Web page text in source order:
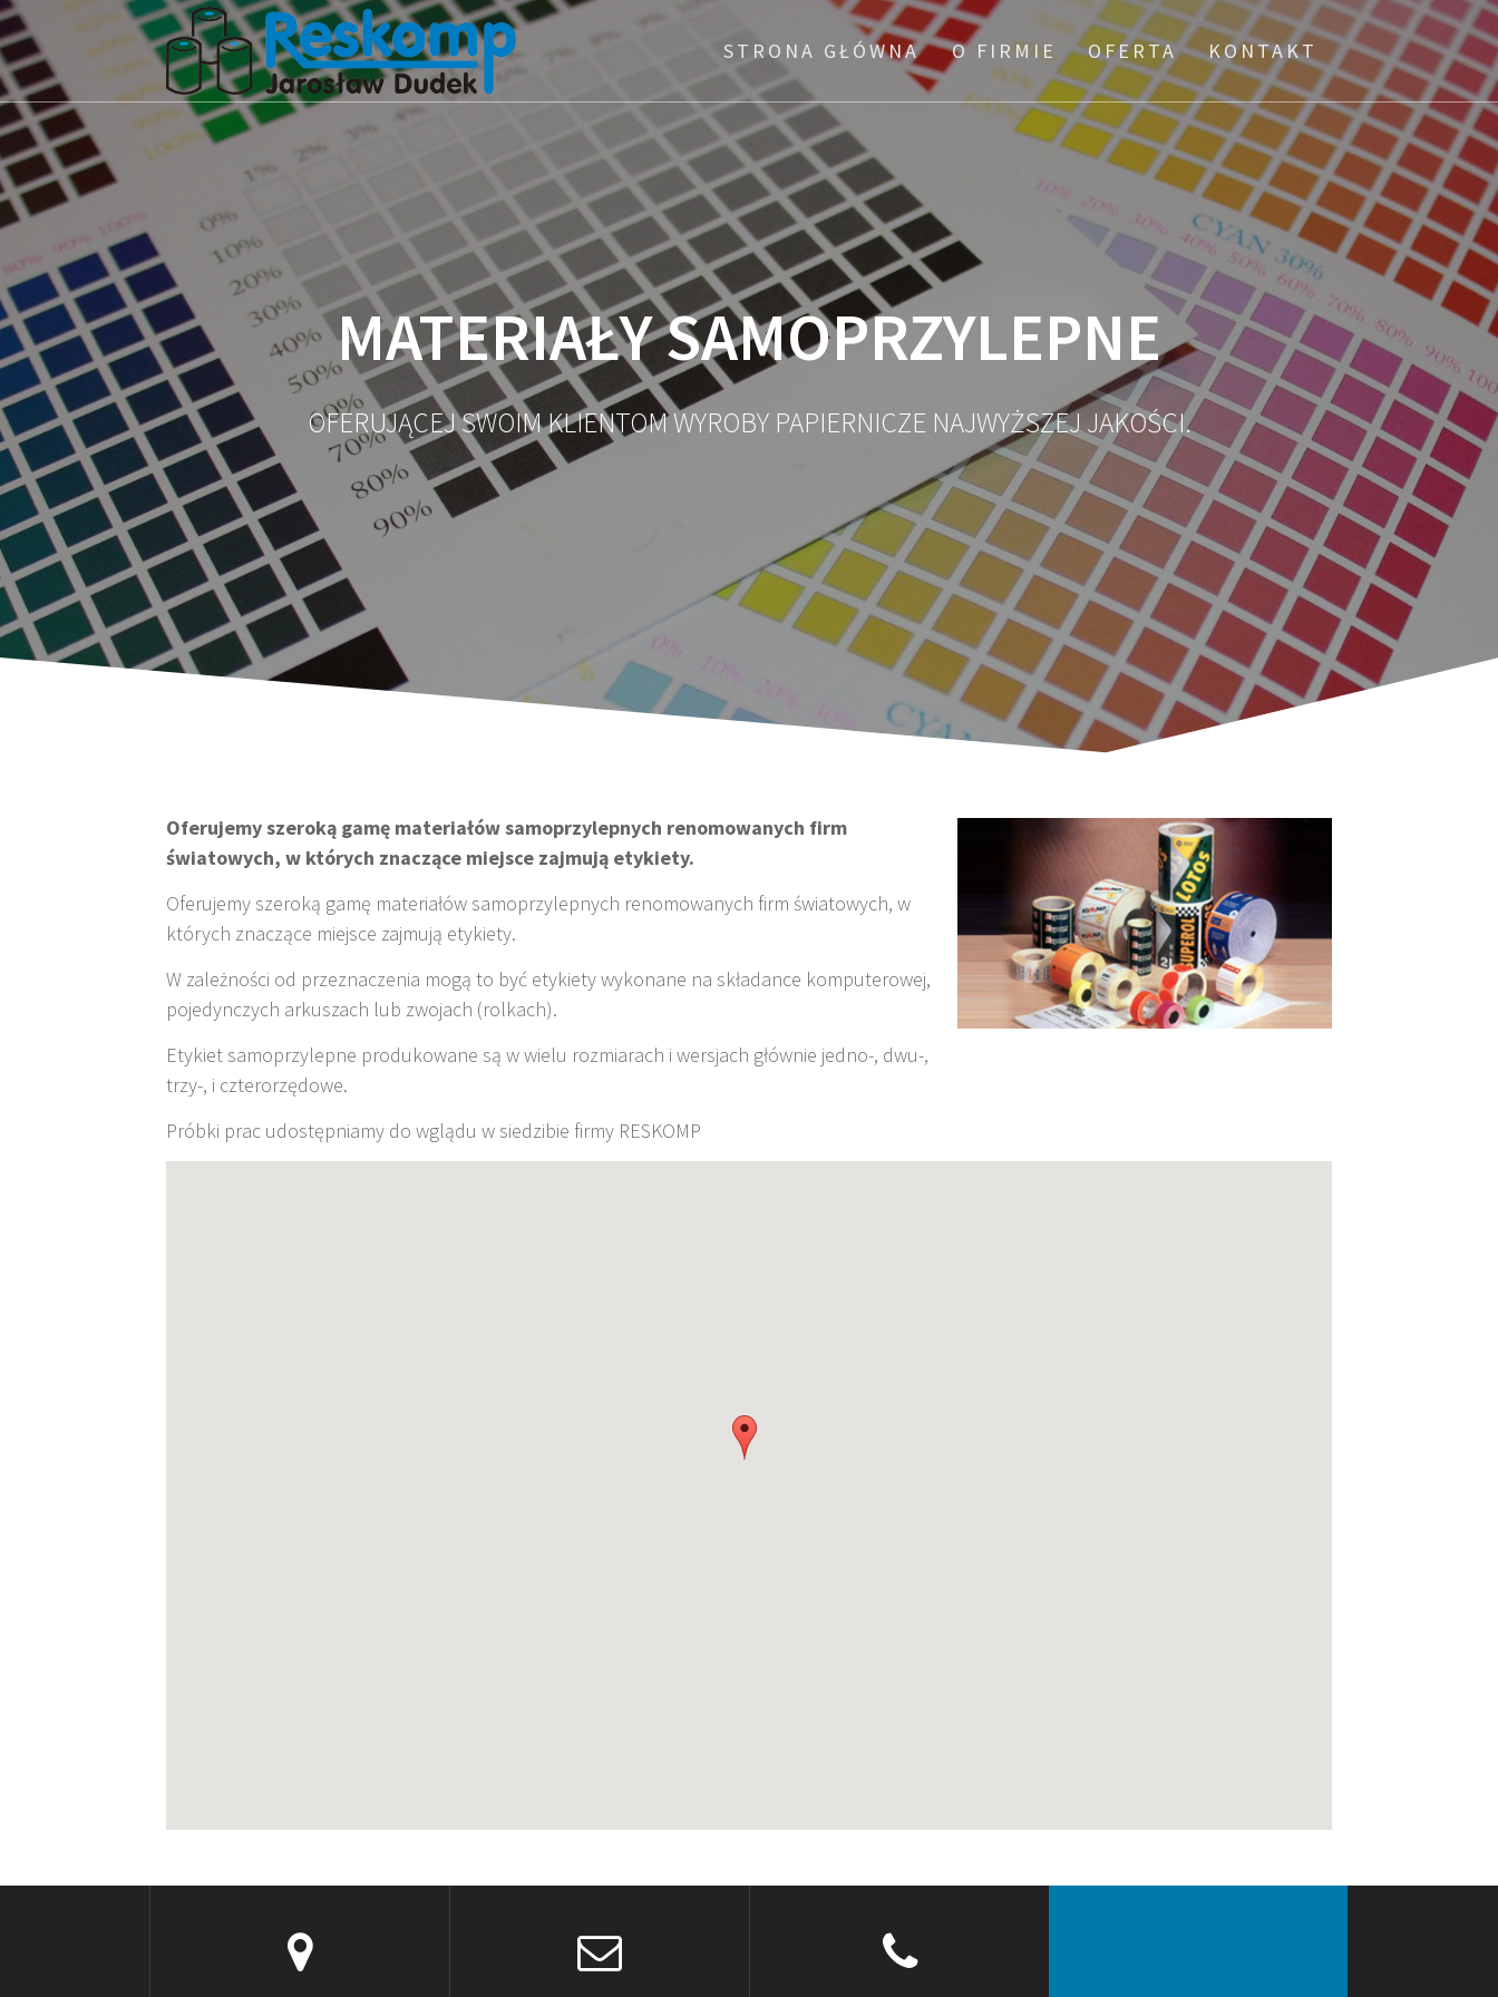
STRONA GŁÓWNA O FIRMIE OFERTA KONTAKT
MATERIAŁY SAMOPRZYLEPNE
OFERUJĄCEJ SWOIM KLIENTOM WYROBY PAPIERNICZE NAJWYŻSZEJ JAKOŚCI.
Oferujemy szeroką gamę materiałów samoprzylepnych renomowanych firm
światowych, w których znaczące miejsce zajmują etykiety.
Oferujemy szeroką gamę materiałów samoprzylepnych renomowanych firm światowych, w
których znaczące miejsce zajmują etykiety.
W zależności od przeznaczenia mogą to być etykiety wykonane na składance komputerowej,
pojedynczych arkuszach lub zwojach (rolkach).
Etykiet samoprzylepne produkowane są w wielu rozmiarach i wersjach głównie jedno-, dwu-,
trzy-, i czterorzędowe.
Próbki prac udostępniamy do wglądu w siedzibie firmy RESKOMP